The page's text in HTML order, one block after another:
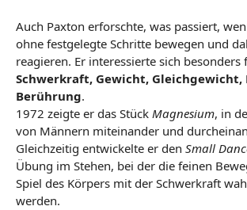
Auch Paxton erforschte, was passiert,
ohne festgelegte Schritte bewegen und
reagieren. Er interessierte sich besonders
Schwerkraft, Gewicht, Gleichgewicht,
Berührung.
1972 zeigte er das Stück Magnesium, in
von Männern miteinander und
Gleichzeitig entwickelte er den Small
Übung im Stehen, bei der die feinen
Spiel des Körpers mit der Schwerkraft
werden.